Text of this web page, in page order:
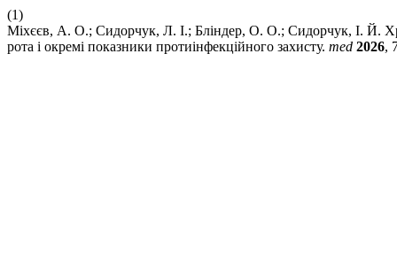
(1)
Міхєєв, А. О.; Сидорчук, Л. І.; Бліндер, О. О.; Сидорчук, І. Й.
рота і окремі показники протиінфекційного захисту. med 2026,